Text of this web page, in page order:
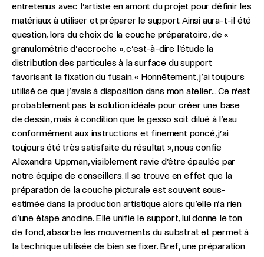
entretenus avec l’artiste en amont du projet pour définir les
matériaux à utiliser et préparer le support. Ainsi aura-t-il été
question, lors du choix de la couche préparatoire, de «
granulométrie d’accroche », c’est-à-dire l’étude la
distribution des particules à la surface du support
favorisant la fixation du fusain. « Honnêtement, j’ai toujours
utilisé ce que j’avais à disposition dans mon atelier... Ce n’est
probablement pas la solution idéale pour créer une base
de dessin, mais à condition que le gesso soit dilué à l’eau
conformément aux instructions et finement poncé, j’ai
toujours été très satisfaite du résultat », nous confie
Alexandra Uppman, visiblement ravie d’être épaulée par
notre équipe de conseillers. Il se trouve en effet que la
préparation de la couche picturale est souvent sous-
estimée dans la production artistique alors qu’elle n’a rien
d’une étape anodine. Elle unifie le support, lui donne le ton
de fond, absorbe les mouvements du substrat et permet à
la technique utilisée de bien se fixer. Bref, une préparation